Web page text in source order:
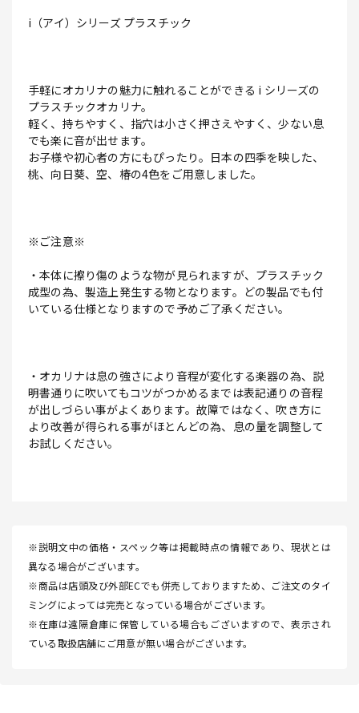
i（アイ）シリーズ プラスチック
手軽にオカリナの魅力に触れることができる i シリーズの
プラスチックオカリナ。
軽く、持ちやすく、指穴は小さく押さえやすく、少ない息
でも楽に音が出せます。
お子様や初心者の方にもぴったり。日本の四季を映した、
桃、向日葵、空、椿の4色をご用意しました。
※ご注意※
・本体に擦り傷のような物が見られますが、プラスチック
成型の為、製造上発生する物となります。どの製品でも付
いている仕様となりますので予めご了承ください。
・オカリナは息の強さにより音程が変化する楽器の為、説
明書通りに吹いてもコツがつかめるまでは表記通りの音程
が出しづらい事がよくあります。故障ではなく、吹き方に
より改善が得られる事がほとんどの為、息の量を調整して
お試しください。
※説明文中の価格・スペック等は掲載時点の情報であり、現状とは
異なる場合がございます。
※商品は店頭及び外部ECでも併売しておりますため、ご注文のタイ
ミングによっては完売となっている場合がございます。
※在庫は遠隔倉庫に保管している場合もございますので、表示され
ている取扱店舗にご用意が無い場合がございます。